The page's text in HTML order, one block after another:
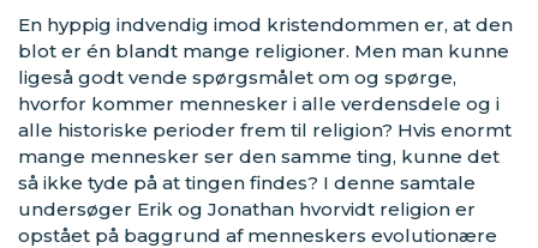
En hyppig indvendig imod kristendommen er, at den
blot er én blandt mange religioner. Men man kunne
ligeså godt vende spørgsmålet om og spørge,
hvorfor kommer mennesker i alle verdensdele og i
alle historiske perioder frem til religion? Hvis enormt
mange mennesker ser den samme ting, kunne det
så ikke tyde på at tingen findes? I denne samtale
undersøger Erik og Jonathan hvorvidt religion er
opstået på baggrund af menneskers evolutionære